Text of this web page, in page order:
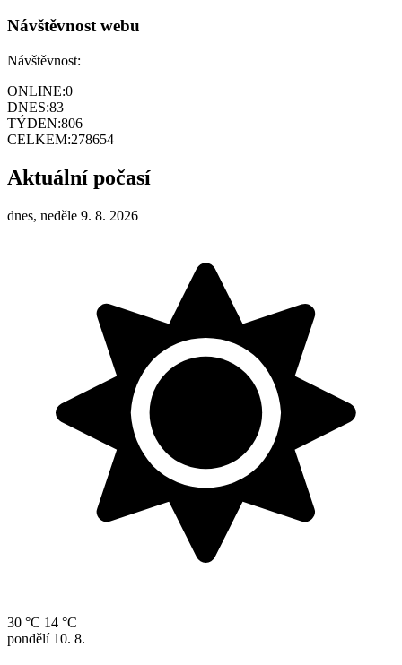
Návštěvnost webu
Návštěvnost:
ONLINE:0
DNES:83
TÝDEN:806
CELKEM:278654
Aktuální počasí
dnes, neděle 9. 8. 2026
30 °C 14 °C
pondělí 10. 8.